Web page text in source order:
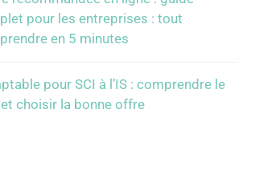
pour les entreprises : tout
en 5 minutes
pour SCI à l’IS : comprendre le
choisir la bonne offre